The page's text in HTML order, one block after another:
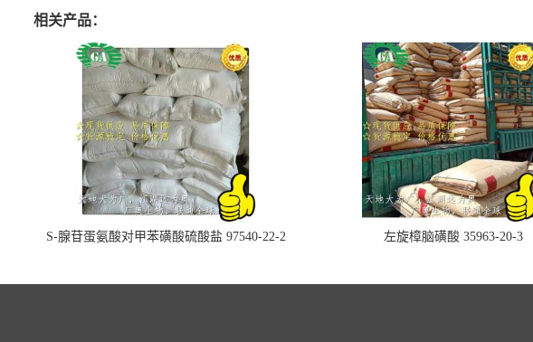
相关产品：
S-腺苷蛋氨酸对甲苯磺酸硫酸盐 97540-22-2 左旋樟脑磺酸 35963-20-3